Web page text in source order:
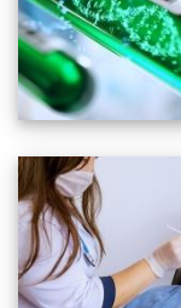
enfants :
à pharmacie
?